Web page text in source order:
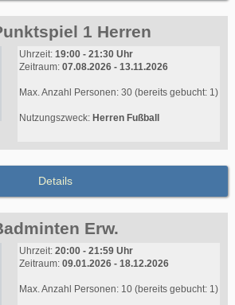
1 Herren
Uhrzeit: 19:00 - 21:30 Uhr
Zeitraum: 07.08.2026 - 13.11.2026
Max. Anzahl Personen: 30 (bereits gebucht: 1)
Nutzungszweck: Herren Fußball
Details
Erw.
Uhrzeit: 20:00 - 21:59 Uhr
Zeitraum: 09.01.2026 - 18.12.2026
Max. Anzahl Personen: 10 (bereits gebucht: 1)